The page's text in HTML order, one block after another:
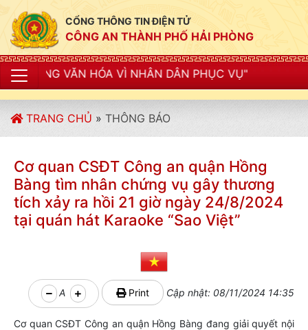
CỔNG THÔNG TIN ĐIỆN TỬ
CÔNG AN THÀNH PHỐ HẢI PHÒNG
VÌ NHÂN DÂN PHỤC VỤ"
TRANG CHỦ » THÔNG BÁO
Cơ quan CSĐT Công an quận Hồng
Bàng tìm nhân chứng vụ gây thương
tích xảy ra hồi 21 giờ ngày 24/8/2024
tại quán hát Karaoke “Sao Việt”
A Print Cập nhật: 08/11/2024 14:35
Cơ quan CSĐT Công an quận Hồng Bàng đang giải quyết nội